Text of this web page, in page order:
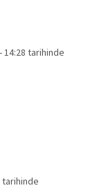
14:28 tarihinde
tarihinde